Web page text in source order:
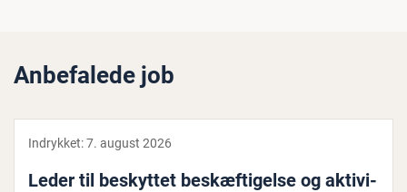
Anbefalede job
Indrykket:7. august 2026
Leder til beskyttet be­skæf­ti­gel­se og ak­ti­vi­